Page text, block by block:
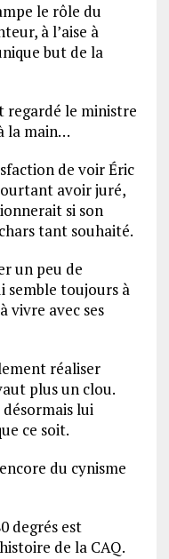
le rôle du
à l’aise à
but de la
regardé le ministre
la main…
de voir Éric
avoir juré,
si son
tant souhaité.
un peu de
semble toujours à
vivre avec ses
réaliser
plus un clou.
lui
ce soit.
du cynisme
degrés est
de la CAQ.